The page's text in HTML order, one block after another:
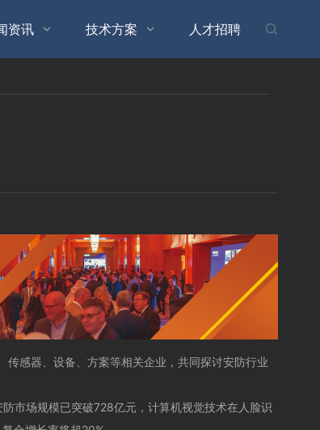

资讯  技术方案  人才招聘
感器、设备、方案等相关企业，共同探讨安防行业
市场规模已突破728亿元，计算机视觉技术在人脸识